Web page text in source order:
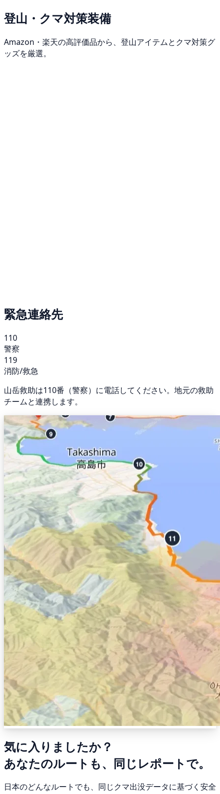
登山・クマ対策装備
Amazon・楽天の高評価品から、登山アイテムとクマ対策グ
ッズを厳選。
緊急連絡先
110
警察
119
消防/救急
山岳救助は110番（警察）に電話してください。地元の救助
チームと連携します。
気に入りましたか？
あなたのルートも、同じレポートで。
日本のどんなルートでも、同じクマ出没データに基づく安全